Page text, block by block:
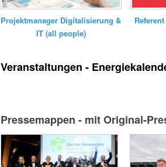
Projektmanager Digitalisierung &
IT (all people)
Veranstaltungen -
Pressemappen - mit Original-